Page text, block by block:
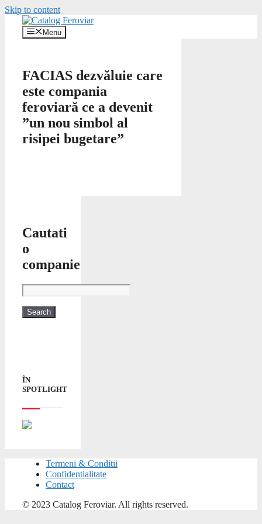
Skip to content
Menu
FACIAS dezvăluie care
este compania
feroviară ce a devenit
”un nou simbol al
risipei bugetare”
Cautati
o
companie
ÎN
SPOTLIGHT
Termeni & Conditii
Confidentialitate
Contact
© 2023 Catalog Feroviar. All rights reserved.